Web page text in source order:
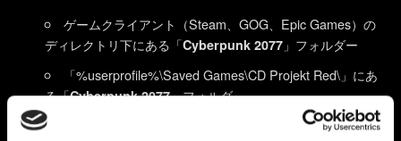
ゲームクライアント（Steam、GOG、Epic Games）の
ディレクトリ下にある「Cyberpunk 2077 」フォルダー
「%userprofile%\Saved Games\CD Projekt Red\」にあ
る「Cyberpunk 2077」フォルダ